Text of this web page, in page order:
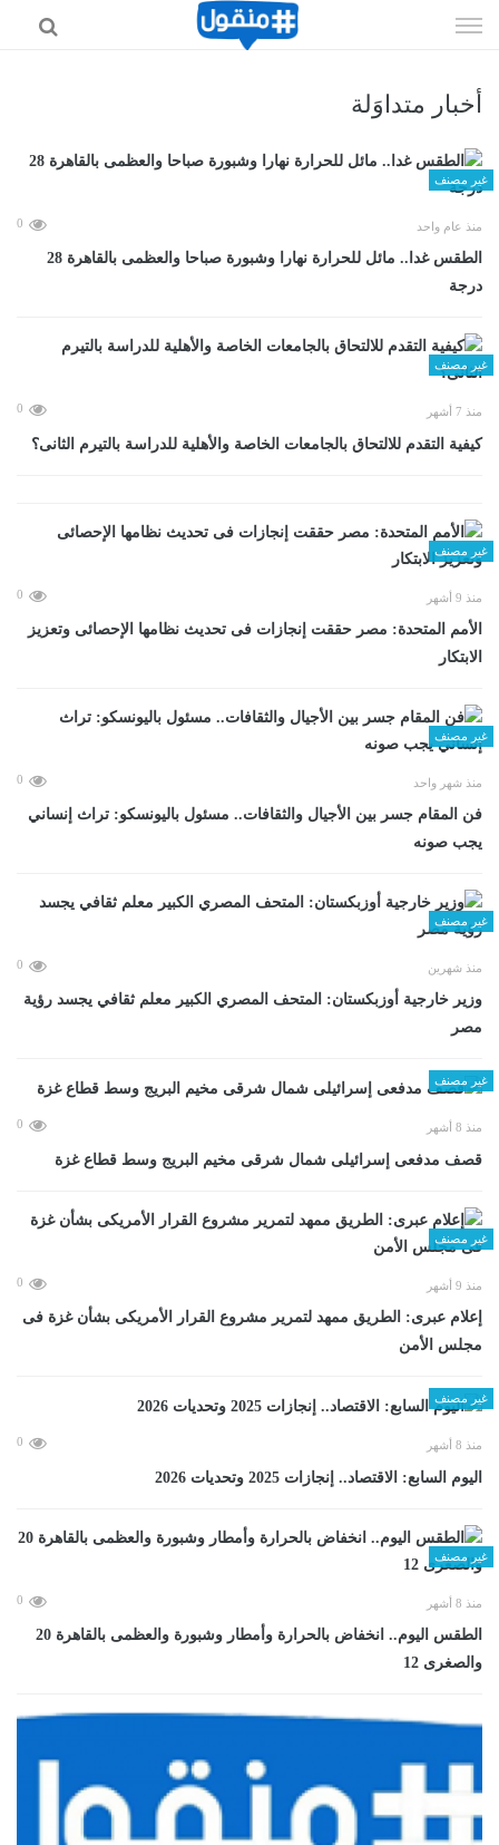
الى
أخبار متداوَلة
غير مصنف
منذ عام واحد 0
الطقس غدا.. مائل للحرارة نهارا وشبورة صباحا والعظمى بالقاهرة 28
درجة
غير مصنف
منذ 7 أشهر 0
كيفية التقدم للالتحاق بالجامعات الخاصة والأهلية للدراسة بالتيرم الثانى؟
غير مصنف
منذ 9 أشهر 0
الأمم المتحدة: مصر حققت إنجازات فى تحديث نظامها الإحصائى وتعزيز
الابتكار
غير مصنف
منذ شهر واحد 0
فن المقام جسر بين الأجيال والثقافات.. مسئول باليونسكو: تراث إنساني
يجب صونه
غير مصنف
منذ شهرين 0
وزير خارجية أوزبكستان: المتحف المصري الكبير معلم ثقافي يجسد رؤية
مصر
غير مصنف
منذ 8 أشهر 0
قصف مدفعى إسرائيلى شمال شرقى مخيم البريج وسط قطاع غزة
غير مصنف
منذ 9 أشهر 0
إعلام عبرى: الطريق ممهد لتمرير مشروع القرار الأمريكى بشأن غزة فى
مجلس الأمن
غير مصنف
منذ 8 أشهر 0
اليوم السابع: الاقتصاد.. إنجازات 2025 وتحديات 2026
غير مصنف
منذ 8 أشهر 0
الطقس اليوم.. انخفاض بالحرارة وأمطار وشبورة والعظمى بالقاهرة 20
والصغرى 12